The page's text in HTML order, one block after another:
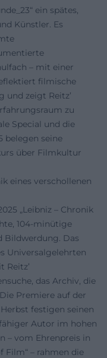
ein spätes,
Künstler. Es
– mit einer
filmische
und zeigt Reitz’
zu
Special und die
belegen seine
über Filmkultur
eines verschollenen
„Leibniz – Chronik
104-minütige
Bildwerdung. Das
Universalgelehrten
Reitz’
das Archiv, die
Premiere auf der
festigen seinen
Autor im hohen
– vom Ehrenpreis in
Film“ – rahmen die